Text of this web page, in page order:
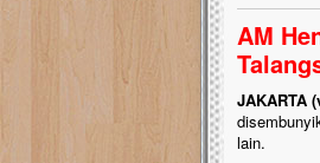
AM
JAKARTA
lain.